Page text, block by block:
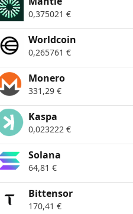
0,375021 €
Worldcoin
0,265761 €
Monero
331,29 €
Kaspa
0,023222 €
Solana
64,81 €
Bittensor
170,41 €